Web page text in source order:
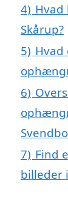
4)
Skårup?
5) Hvad
6)
7) Find
billeder